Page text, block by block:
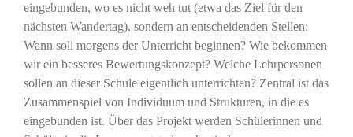
eingebunden, wo es nicht weh tut (etwa das Ziel für den
nächsten Wandertag), sondern an entscheidenden Stellen:
Wann soll morgens der Unterricht beginnen? Wie bekommen
wir ein besseres Bewertungskonzept? Welche Lehrpersonen
sollen an dieser Schule eigentlich unterrichten? Zentral ist das
Zusammenspiel von Individuum und Strukturen, in die es
eingebunden ist. Über das Projekt werden Schülerinnen und